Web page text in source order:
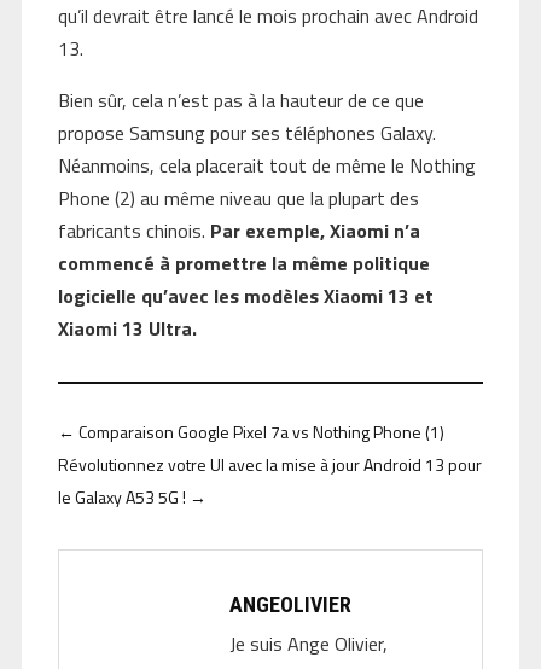
qu’il devrait être lancé le mois prochain avec Android
13.
Bien sûr, cela n’est pas à la hauteur de ce que
propose Samsung pour ses téléphones Galaxy.
Néanmoins, cela placerait tout de même le Nothing
Phone (2) au même niveau que la plupart des
fabricants chinois. Par exemple, Xiaomi n’a
commencé à promettre la même politique
logicielle qu’avec les modèles Xiaomi 13 et
Xiaomi 13 Ultra.
← Comparaison Google Pixel 7a vs Nothing Phone (1)
Révolutionnez votre UI avec la mise à jour Android 13 pour
le Galaxy A53 5G ! →
ANGEOLIVIER
Je suis Ange Olivier,